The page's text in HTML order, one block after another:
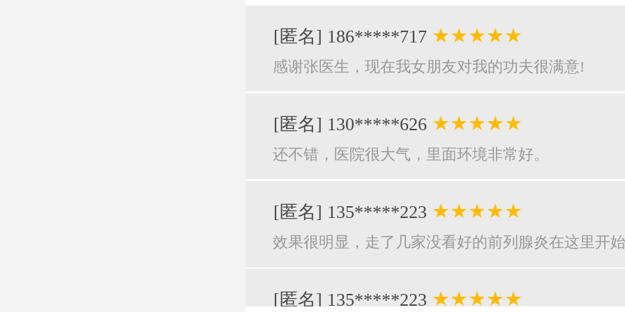
[匿名] 186*****717 ★★★★★
感谢张医生，现在我女朋友对我的功夫很满意!
[匿名] 130*****626 ★★★★★
还不错，医院很大气，里面环境非常好。
[匿名] 135*****223 ★★★★★
效果很明显，走了几家没看好的前列腺炎在这里开
[匿名] 135*****223 ★★★★★